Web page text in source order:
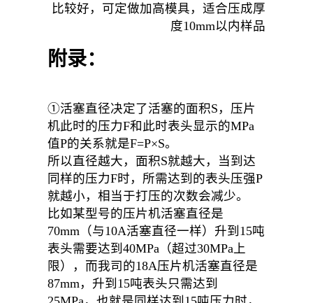
比较好，可定做加高模具，适合压成厚
度10mm以内样品
附录：
①活塞直径决定了活塞的面积S，压片
机此时的压力F和此时表头显示的MPa
值P的关系就是F=P×S。
所以直径越大，面积S就越大，当到达
同样的压力F时，所需达到的表头压强P
就越小，相当于打压的次数会减少。
比如某型号的压片机活塞直径是
70mm（与10A活塞直径一样）升到15吨
表头需要达到40MPa（超过30MPa上
限），而我司的18A压片机活塞直径是
87mm，升到15吨表头只需达到